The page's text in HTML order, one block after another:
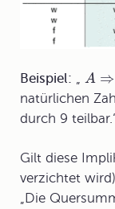
Beispiel: „ A ⇒
natürlichen
durch 9
Gilt diese
verzichtet
„Die